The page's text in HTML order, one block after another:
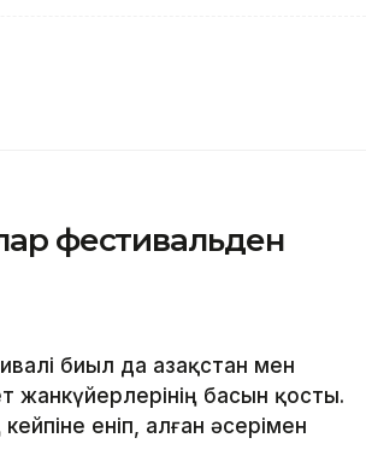
фестивальден
биыл да Қазақстан мен
басын қосты.
еніп, алған әсерімен